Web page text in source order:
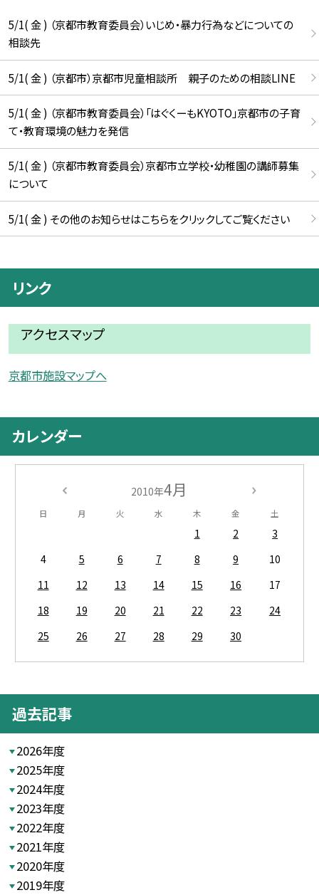
5/1( 金 ) （京都市教育委員会）いじめ・暴力行為などについての
相談先
5/1( 金 ) （京都市）京都市児童相談所 親子のための相談LINE
5/1( 金 ) （京都市教育委員会）「はぐくーもKYOTO」京都市の子育
て・教育環境の魅力を発信
5/1( 金 ) （京都市教育委員会）京都市立学校・幼稚園の講師募集
について
5/1( 金 ) その他のお知らせはこちらをクリックしてご覧ください
リンク
アクセスマップ
京都市施設マップへ
カレンダー
2010年4月
日 月 火 水 木 金 土
1 2
3
4
5 6 7 8 9
10
11
12 13 14 15 16
17
18
19 20 21 22 23
24
25
26 27 28 29 30
過去記事
2026年度
2025年度
2024年度
2023年度
2022年度
2021年度
2020年度
2019年度